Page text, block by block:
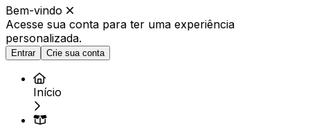
Bem-vindo
Acesse sua conta para ter uma experiência
personalizada.
Entrar Crie sua conta
Início